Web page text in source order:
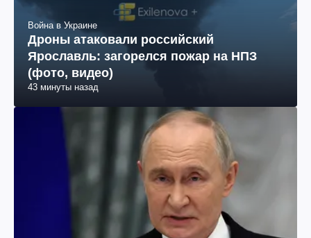
Война в Украине
Дроны атаковали российский
Ярославль: загорелся пожар на НПЗ
(фото, видео)
43 минуты назад